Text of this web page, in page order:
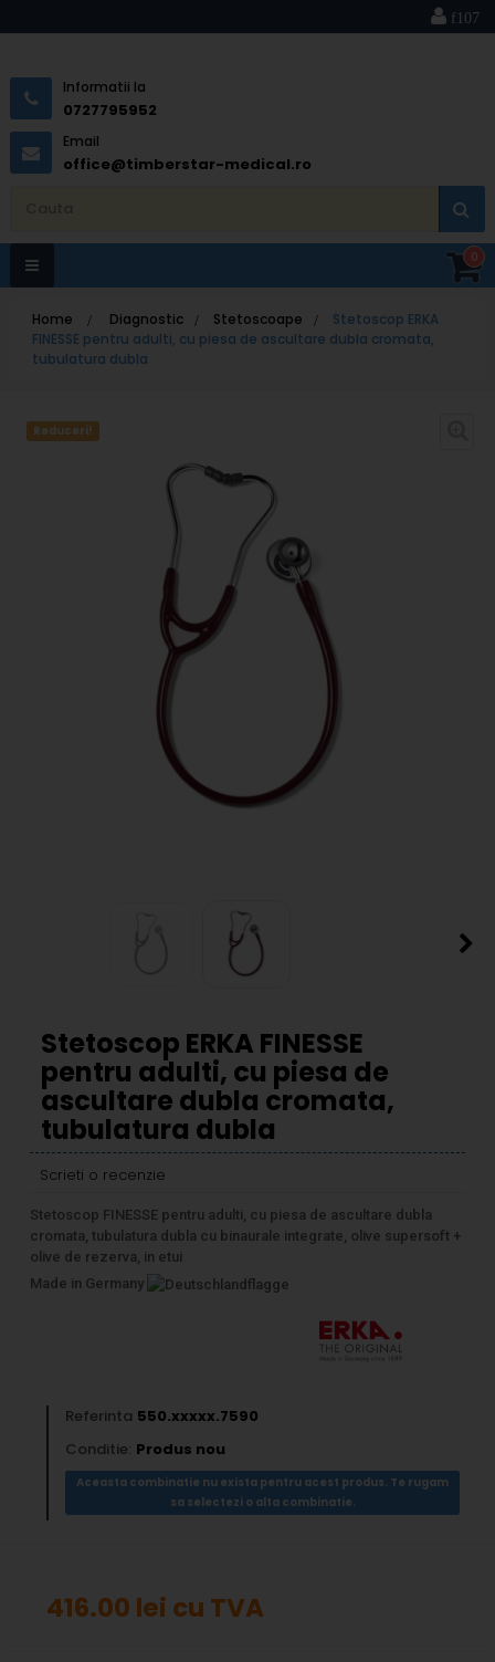
Informatii la
0727795952
Email
office@timberstar-medical.ro
navigation
0
Home > Diagnostic > Stetoscoape >
Stetoscop ERKA
FINESSE pentru adulti, cu piesa de ascultare dubla cromata,
tubulatura dubla
Reduceri!
Stetoscop ERKA FINESSE
pentru adulti, cu piesa de
ascultare dubla cromata,
tubulatura dubla
Scrieti o recenzie
Stetoscop FINESSE pentru adulti, cu piesa de ascultare dubla
cromata, tubulatura dubla cu binaurale integrate, olive supersoft +
olive de rezerva, in etui
Made in Germany
Referinta 550.xxxxx.7590
Conditie: Produs nou
Aceasta combinatie nu exista pentru acest produs. Te rugam
sa selectezi o alta combinatie.
416.00 lei cu TVA